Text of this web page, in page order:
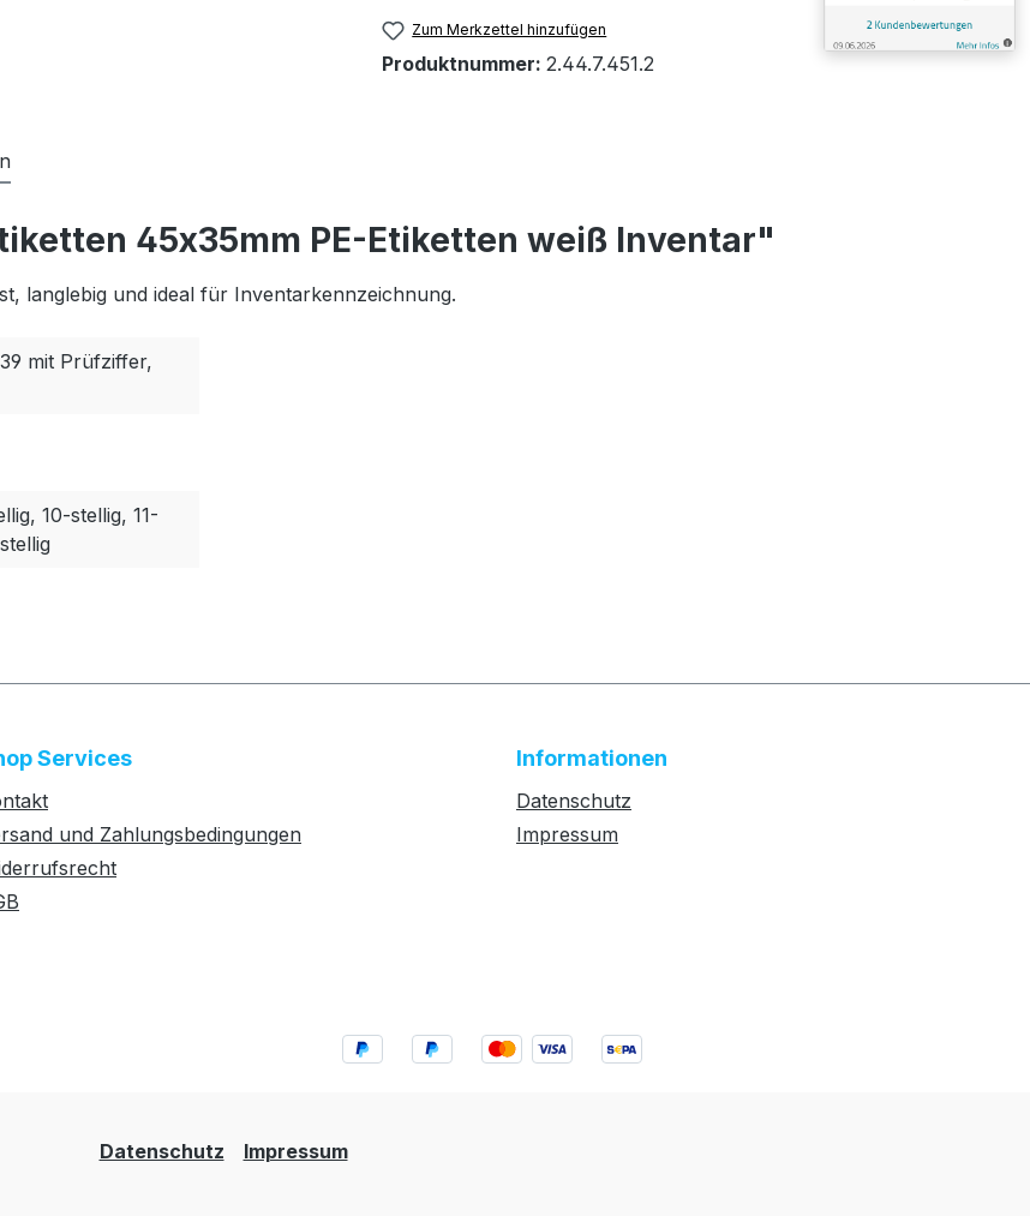
Zum Merkzettel hinzufügen
Produktnummer: 2.44.7.451.2
45x35mm PE-Etiketten weiß Inventar"
langlebig und ideal für Inventarkennzeichnung.
mit Prüfziffer,
10-stellig, 11-
Services
und Zahlungsbedingungen
Informationen
Datenschutz
Impressum
Datenschutz Impressum